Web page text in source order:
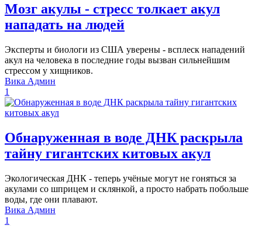
Мозг акулы - стресс толкает акул
нападать на людей
Эксперты и биологи из США уверены - всплеск нападений
акул на человека в последние годы вызван сильнейшим
стрессом у хищников.
Вика Админ
1
Обнаруженная в воде ДНК раскрыла
тайну гигантских китовых акул
Экологическая ДНК - теперь учёные могут не гоняться за
акулами со шприцем и склянкой, а просто набрать побольше
воды, где они плавают.
Вика Админ
1